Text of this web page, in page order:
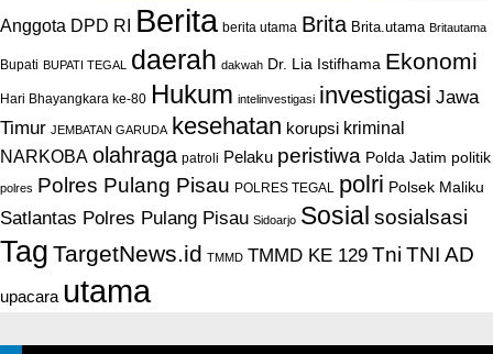
Anggota DPD RI Berita berita utama Brita Brita.utama Britautama
Bupati BUPATI TEGAL daerah dakwah Dr. Lia Istifhama Ekonomi
Hari Bhayangkara ke-80 Hukum intelinvestigasi investigasi Jawa
Timur JEMBATAN GARUDA kesehatan korupsi kriminal
NARKOBA olahraga patroli Pelaku peristiwa Polda Jatim politik
polres Polres Pulang Pisau POLRES TEGAL polri Polsek Maliku
Satlantas Polres Pulang Pisau Sidoarjo Sosial sosialsasi
Tag TargetNews.id TMMD TMMD KE 129 Tni TNI AD
upacara utama